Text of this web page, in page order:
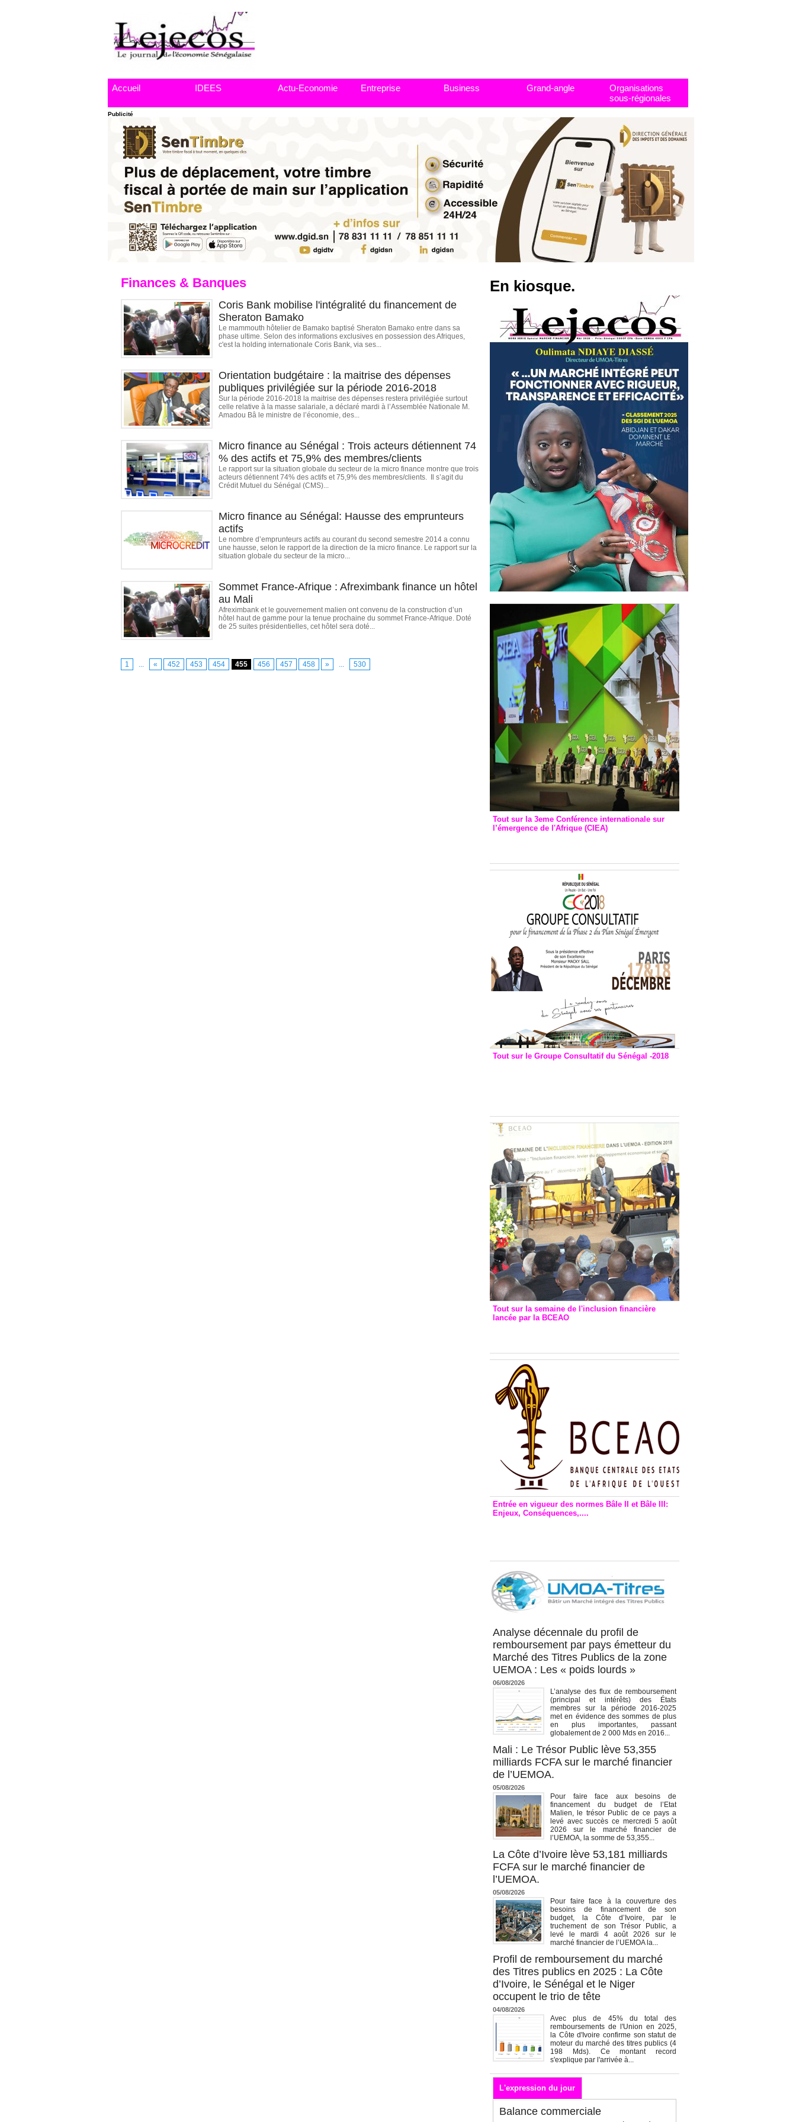
Accueil IDEES Actu-Economie Entreprise Business Grand-angle
Organisations
sous-régionales
Publicité
Finances & Banques
Coris Bank mobilise l'intégralité du financement de
Sheraton Bamako
Le mammouth hôtelier de Bamako baptisé Sheraton Bamako entre dans sa
phase ultime. Selon des informations exclusives en possession des Afriques,
c'est la holding internationale Coris Bank, via ses...
Orientation budgétaire : la maitrise des dépenses
publiques privilégiée sur la période 2016-2018
Sur la période 2016-2018 la maitrise des dépenses restera privilégiée surtout
celle relative à la masse salariale, a déclaré mardi à l’Assemblée Nationale M.
Amadou Bâ le ministre de l’économie, des...
Micro finance au Sénégal : Trois acteurs détiennent 74
% des actifs et 75,9% des membres/clients
Le rapport sur la situation globale du secteur de la micro finance montre que trois
acteurs détiennent 74% des actifs et 75,9% des membres/clients. Il s’agit du
Crédit Mutuel du Sénégal (CMS)...
Micro finance au Sénégal: Hausse des emprunteurs
actifs
Le nombre d’emprunteurs actifs au courant du second semestre 2014 a connu
une hausse, selon le rapport de la direction de la micro finance. Le rapport sur la
situation globale du secteur de la micro...
Sommet France-Afrique : Afreximbank finance un hôtel
au Mali
Afreximbank et le gouvernement malien ont convenu de la construction d’un
hôtel haut de gamme pour la tenue prochaine du sommet France-Afrique. Doté
de 25 suites présidentielles, cet hôtel sera doté...
1 ... « 452 453 454 455 456 457 458 » ... 530
En kiosque.
Tout sur la 3eme Conférence internationale sur
l’émergence de l'Afrique (CIEA)
Tout sur le Groupe Consultatif du Sénégal -2018
Tout sur la semaine de l'inclusion financière
lancée par la BCEAO
Entrée en vigueur des normes Bâle II et Bâle III:
Enjeux, Conséquences,....
Analyse décennale du profil de
remboursement par pays émetteur du
Marché des Titres Publics de la zone
UEMOA : Les « poids lourds »
06/08/2026
L’analyse des flux de remboursement
(principal et intérêts) des États
membres sur la période 2016-2025
met en évidence des sommes de plus
en plus importantes, passant
globalement de 2 000 Mds en 2016...
Mali : Le Trésor Public lève 53,355
milliards FCFA sur le marché financier
de l’UEMOA.
05/08/2026
Pour faire face aux besoins de
financement du budget de l’Etat
Malien, le trésor Public de ce pays a
levé avec succès ce mercredi 5 août
2026 sur le marché financier de
l’UEMOA, la somme de 53,355...
La Côte d’Ivoire lève 53,181 milliards
FCFA sur le marché financier de
l’UEMOA.
05/08/2026
Pour faire face à la couverture des
besoins de financement de son
budget, la Côte d’Ivoire, par le
truchement de son Trésor Public, a
levé le mardi 4 août 2026 sur le
marché financier de l’UEMOA la...
Profil de remboursement du marché
des Titres publics en 2025 : La Côte
d’Ivoire, le Sénégal et le Niger
occupent le trio de tête
04/08/2026
Avec plus de 45% du total des
remboursements de l'Union en 2025,
la Côte d'Ivoire confirme son statut de
moteur du marché des titres publics (4
198 Mds). Ce montant record
s'explique par l'arrivée à...
L'expression du jour
Balance commerciale